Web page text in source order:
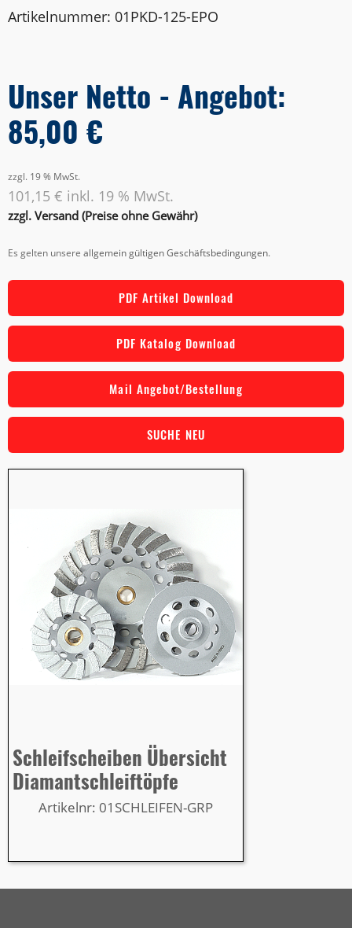
Artikelnummer: 01PKD-125-EPO
Unser Netto - Angebot:
85,00 €
zzgl. 19 % MwSt.
101,15 € inkl. 19 % MwSt.
zzgl. Versand (Preise ohne Gewähr)
Es gelten unsere allgemein gültigen Geschäftsbedingungen.
PDF Artikel Download
PDF Katalog Download
Mail Angebot/Bestellung
SUCHE NEU
Schleifscheiben Übersicht
Diamantschleiftöpfe
Artikelnr: 01SCHLEIFEN-GRP